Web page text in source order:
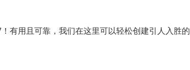
有用且可靠，我们在这里可以轻松创建引人入胜的